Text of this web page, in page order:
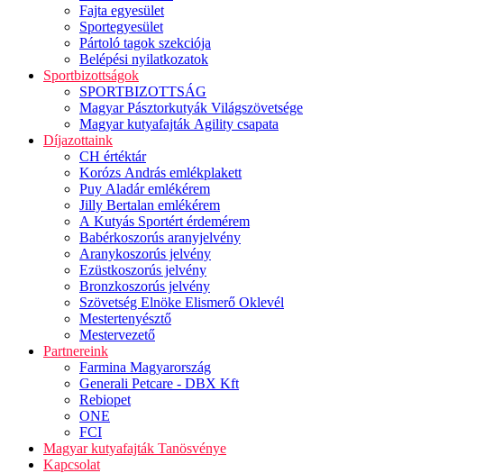
Fajta egyesület
Sportegyesület
Pártoló tagok szekciója
Belépési nyilatkozatok
Sportbizottságok
SPORTBIZOTTSÁG
Magyar Pásztorkutyák Világszövetsége
Magyar kutyafajták Agility csapata
Díjazottaink
CH értéktár
Korózs András emlékplakett
Puy Aladár emlékérem
Jilly Bertalan emlékérem
A Kutyás Sportért érdemérem
Babérkoszorús aranyjelvény
Aranykoszorús jelvény
Ezüstkoszorús jelvény
Bronzkoszorús jelvény
Szövetség Elnöke Elismerő Oklevél
Mestertenyésztő
Mestervezető
Partnereink
Farmina Magyarország
Generali Petcare - DBX Kft
Rebiopet
ONE
FCI
Magyar kutyafajták Tanösvénye
Kapcsolat